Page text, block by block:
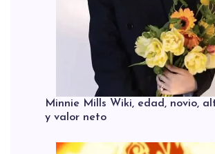
Minnie Mills Wiki, edad, novio,
y valor neto